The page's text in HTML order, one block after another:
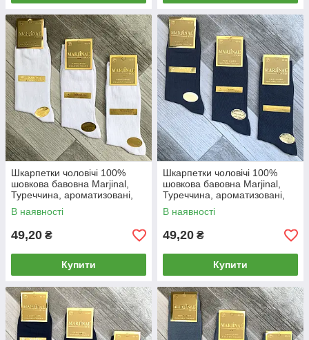
Шкарпетки чоловічі 100%
шовкова бавовна Marjinal,
Туреччина, ароматизовані,
без шва, білі, 1855
В наявності
49,20 ₴
Купити
Шкарпетки чоловічі 100%
шовкова бавовна Marjinal,
Туреччина, ароматизовані,
без шва, темно-сірі, 1854
В наявності
49,20 ₴
Купити